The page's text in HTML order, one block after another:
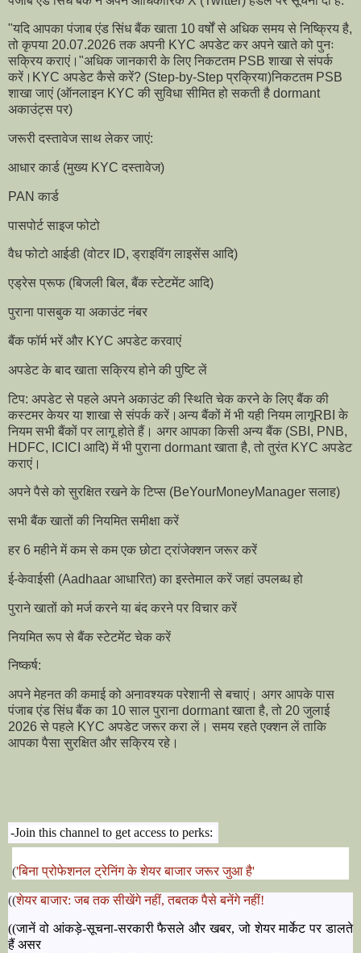
"यदि आपका पंजाब एंड सिंध बैंक खाता 10 वर्षों से अधिक समय से निष्क्रिय है,
तो कृपया 20.07.2026 तक अपनी KYC अपडेट कर अपने खाते को पुनः
सक्रिय कराएं।"अधिक जानकारी के लिए निकटतम PSB शाखा से संपर्क
करें।KYC अपडेट कैसे करें? (Step-by-Step प्रक्रिया)निकटतम PSB
शाखा जाएं (ऑनलाइन KYC की सुविधा सीमित हो सकती है dormant
अकाउंट्स पर)
जरूरी दस्तावेज साथ लेकर जाएं:
आधार कार्ड (मुख्य KYC दस्तावेज)
PAN कार्ड
पासपोर्ट साइज फोटो
वैध फोटो आईडी (वोटर ID, ड्राइविंग लाइसेंस आदि)
एड्रेस प्रूफ (बिजली बिल, बैंक स्टेटमेंट आदि)
पुराना पासबुक या अकाउंट नंबर
बैंक फॉर्म भरें और KYC अपडेट करवाएं
अपडेट के बाद खाता सक्रिय होने की पुष्टि लें
टिप: अपडेट से पहले अपने अकाउंट की स्थिति चेक करने के लिए बैंक की
कस्टमर केयर या शाखा से संपर्क करें।अन्य बैंकों में भी यही नियम लागूRBI के
नियम सभी बैंकों पर लागू होते हैं। अगर आपका किसी अन्य बैंक (SBI, PNB,
HDFC, ICICI आदि) में भी पुराना dormant खाता है, तो तुरंत KYC अपडेट
कराएं।
अपने पैसे को सुरक्षित रखने के टिप्स (BeYourMoneyManager सलाह)
सभी बैंक खातों की नियमित समीक्षा करें
हर 6 महीने में कम से कम एक छोटा ट्रांजेक्शन जरूर करें
ई-केवाईसी (Aadhaar आधारित) का इस्तेमाल करें जहां उपलब्ध हो
पुराने खातों को मर्ज करने या बंद करने पर विचार करें
नियमित रूप से बैंक स्टेटमेंट चेक करें
निष्कर्ष:
अपने मेहनत की कमाई को अनावश्यक परेशानी से बचाएं। अगर आपके पास
पंजाब एंड सिंध बैंक का 10 साल पुराना dormant खाता है, तो 20 जुलाई
2026 से पहले KYC अपडेट जरूर करा लें। समय रहते एक्शन लें ताकि
आपका पैसा सुरक्षित और सक्रिय रहे।
-Join this channel to get access to perks:
('बिना प्रोफेशनल ट्रेनिंग के शेयर बाजार जरूर जुआ है'
((शेयर बाजार: जब तक सीखेंगे नहीं, तबतक पैसे बनेंगे नहीं!
((जानें वो आंकड़े-सूचना-सरकारी फैसले और खबर, जो शेयर मार्केट पर डालते
हैं असर